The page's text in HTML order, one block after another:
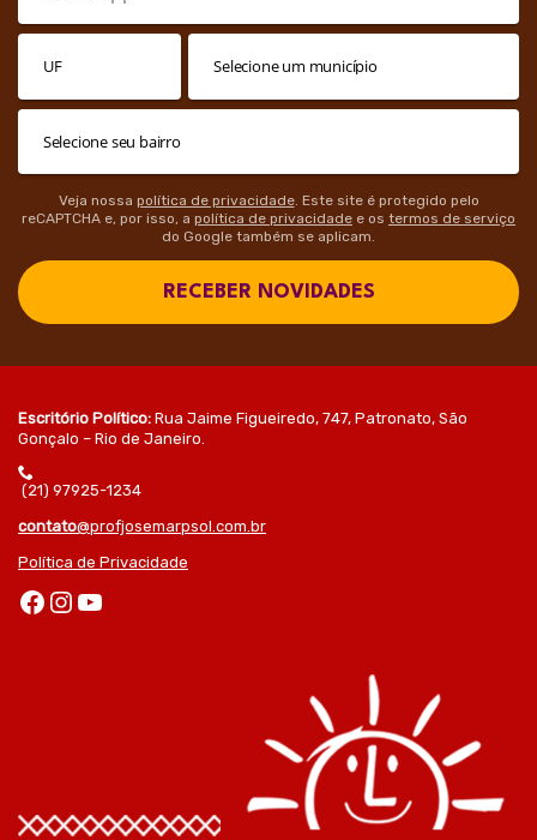
Veja nossa política de privacidade. Este site é protegido pelo
reCAPTCHA e, por isso, a política de privacidade e os termos de serviço
do Google também se aplicam.
RECEBER NOVIDADES
Escritório Político: Rua Jaime Figueiredo, 747, Patronato, São
Gonçalo – Rio de Janeiro.
(21) 97925-1234
contato@profjosemarpsol.com.br
Política de Privacidade
Facebook Instagram Youtube